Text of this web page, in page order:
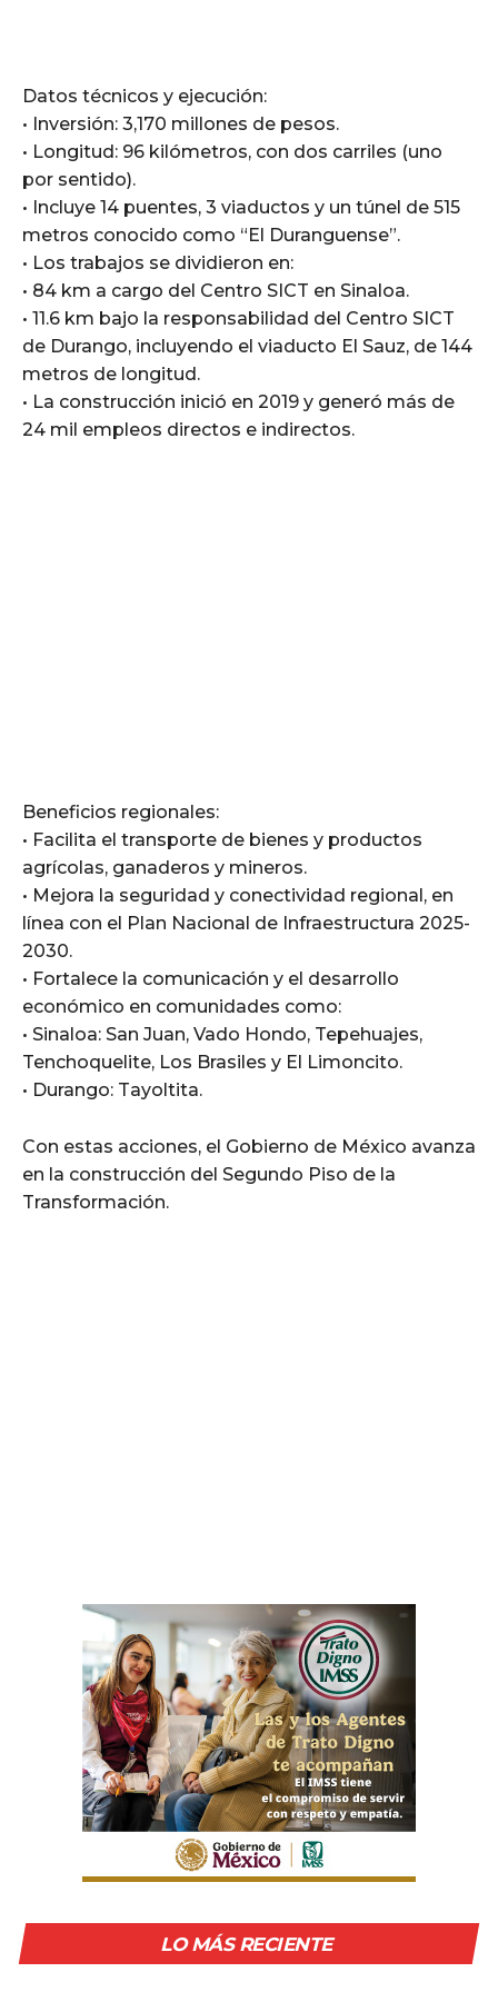
Datos técnicos y ejecución:
• Inversión: 3,170 millones de pesos.
• Longitud: 96 kilómetros, con dos carriles (uno
por sentido).
• Incluye 14 puentes, 3 viaductos y un túnel de 515
metros conocido como “El Duranguense”.
• Los trabajos se dividieron en:
• 84 km a cargo del Centro SICT en Sinaloa.
• 11.6 km bajo la responsabilidad del Centro SICT
de Durango, incluyendo el viaducto El Sauz, de 144
metros de longitud.
• La construcción inició en 2019 y generó más de
24 mil empleos directos e indirectos.
Beneficios regionales:
• Facilita el transporte de bienes y productos
agrícolas, ganaderos y mineros.
• Mejora la seguridad y conectividad regional, en
línea con el Plan Nacional de Infraestructura 2025-
2030.
• Fortalece la comunicación y el desarrollo
económico en comunidades como:
• Sinaloa: San Juan, Vado Hondo, Tepehuajes,
Tenchoquelite, Los Brasiles y El Limoncito.
• Durango: Tayoltita.
Con estas acciones, el Gobierno de México avanza
en la construcción del Segundo Piso de la
Transformación.
LO MÁS RECIENTE